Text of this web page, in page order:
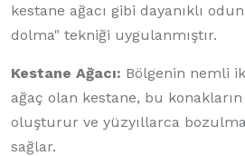
kestane ağacı gibi dayanıklı
dolma" tekniği uygulanmıştır.
Kestane Ağacı: Bölgenin nemli
ağaç olan kestane, bu
oluşturur ve yüzyıllarca
sağlar.